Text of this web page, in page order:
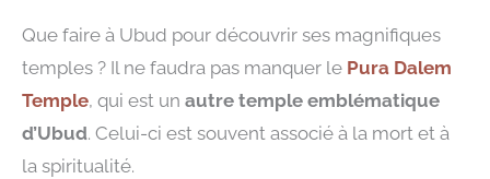
Que faire à Ubud pour découvrir ses magnifiques
temples ? Il ne faudra pas manquer le Pura Dalem
Temple, qui est un autre temple emblématique
d’Ubud. Celui-ci est souvent associé à la mort et à
la spiritualité.